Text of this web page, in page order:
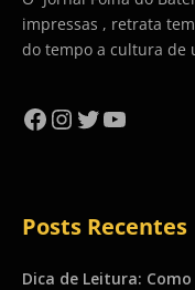
impressas , retrata
do tempo a cultura de
Facebook
Instagram
Twitter
YouTube
Posts Recentes
Dica de Leitura: